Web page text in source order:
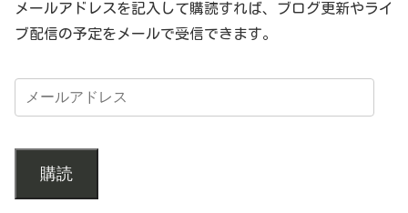
メールアドレスを記入して購読すれば、ブログ更新やライ
ブ配信の予定をメールで受信できます。
購読